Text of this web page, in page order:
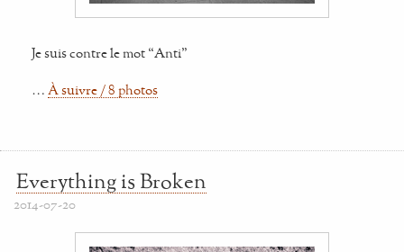
Je suis contre le mot “Anti”
… À suivre / 8 photos
Everything is Broken
2014-07-20